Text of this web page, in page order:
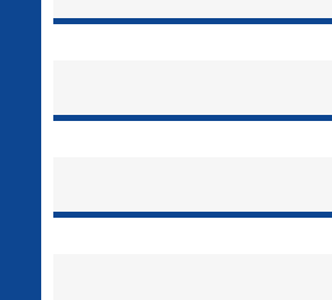
הצוות שלנו
שירותי תמיכה
לכל מוצרי היצרן